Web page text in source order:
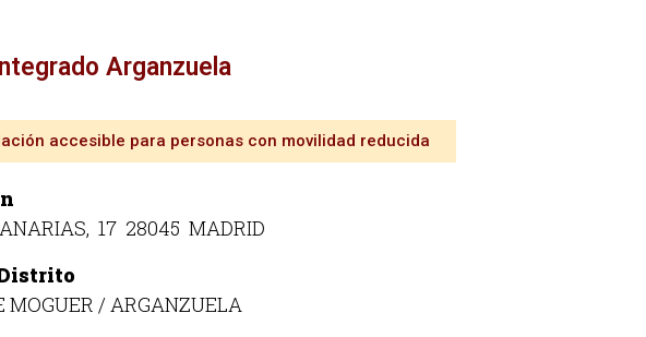
Arganzuela
accesible para personas con movilidad reducida
17 28045 MADRID
MOGUER / ARGANZUELA